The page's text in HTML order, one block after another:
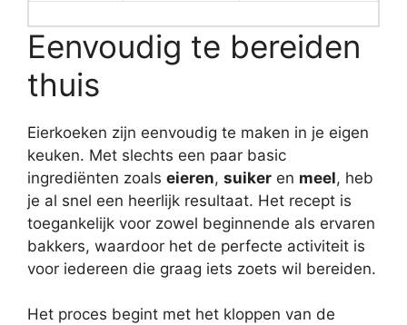
Eenvoudig te bereiden
thuis
Eierkoeken zijn eenvoudig te maken in je eigen
keuken. Met slechts een paar basic
ingrediënten zoals eieren, suiker en meel, heb
je al snel een heerlijk resultaat. Het recept is
toegankelijk voor zowel beginnende als ervaren
bakkers, waardoor het de perfecte activiteit is
voor iedereen die graag iets zoets wil bereiden.
Het proces begint met het kloppen van de